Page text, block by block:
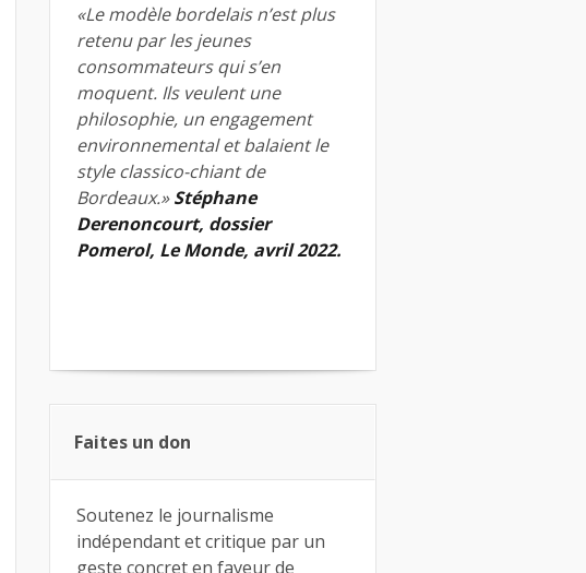
«Le modèle bordelais n’est plus
retenu par les jeunes
consommateurs qui s’en
moquent. Ils veulent une
philosophie, un engagement
environnemental et balaient le
style classico-chiant de
Bordeaux.»Stéphane
Derenoncourt, dossier
Pomerol, Le Monde, avril 2022.
Faites un don
Soutenez le journalisme
indépendant et critique par un
geste concret en faveur de